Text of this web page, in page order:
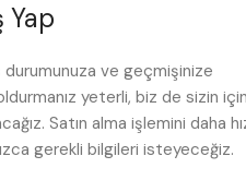
Yap
ve geçmişinize
yeterli, biz de sizin
Satın alma işlemini daha
gerekli bilgileri isteyeceğiz.